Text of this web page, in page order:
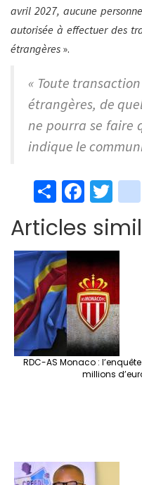
avril 2027, aucune
autorisée à effectuer des
étrangères ».
« Toute
étrangères, de
ne pourra se faire
indique le
S
h
ar
e
Fa
ce
b
o
o
k
T
wi
tt
er
Articles
RDC-AS Monaco :
millions